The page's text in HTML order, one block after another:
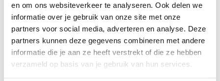
en om ons websiteverkeer te analyseren. Ook delen we
informatie over je gebruik van onze site met onze
partners voor social media, adverteren en analyse. Deze
partners kunnen deze gegevens combineren met andere
informatie die je aan ze heeft verstrekt of die ze hebben
verzameld op basis van je gebruik van hun services.
Lodge gietijzeren
koekenpan 43,18 cm
met...
De Lodge skillet/koekenpan
met twee handvatten i...
Direct leverbaar
Lodge gietijzeren
koekenpan 16,5 cm
Mooie degelijke gietijzeren
koekenpan. In een he...
Direct leverbaar